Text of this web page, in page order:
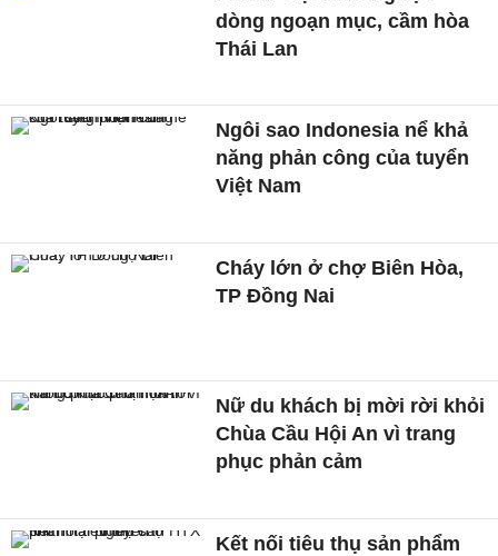
dòng ngoạn mục, cầm hòa
Thái Lan
Ngôi sao Indonesia nể khả
năng phản công của tuyển
Việt Nam
Cháy lớn ở chợ Biên Hòa,
TP Đồng Nai
Nữ du khách bị mời rời khỏi
Chùa Cầu Hội An vì trang
phục phản cảm
Kết nối tiêu thụ sản phẩm